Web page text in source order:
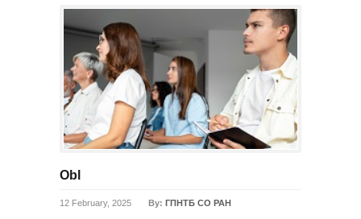
Obl
12 February, 2025 By: ГПНТБ СО РАН